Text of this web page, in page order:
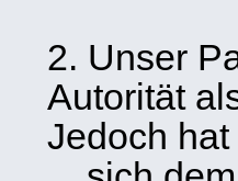
2. Unser
Autorität
Jedoch hat